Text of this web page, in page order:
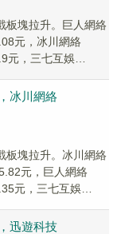
板塊拉升。巨人網絡
元，冰川網絡
元，三七互娛
冰川網絡
板塊拉升。冰川網絡
元，巨人網絡
元，三七互娛
迅遊科技